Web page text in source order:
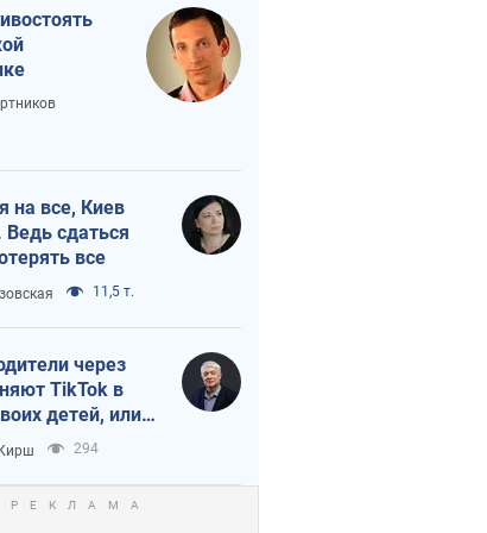
на все, Киев
Ведь сдаться
все
11,5 т.
через
TikTok в
детей, или
на молодежь
294